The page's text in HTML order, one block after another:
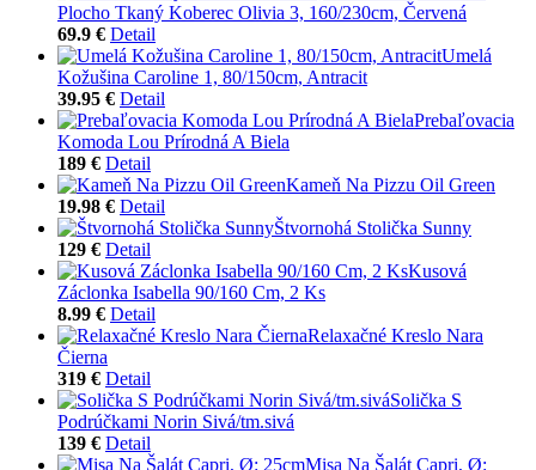
Plocho Tkaný Koberec Olivia 3, 160/230cm, Červená
69.9 € Detail
Umelá
Kožušina Caroline 1, 80/150cm, Antracit
39.95 € Detail
Prebaľovacia
Komoda Lou Prírodná A Biela
189 € Detail
Kameň Na Pizzu Oil Green
19.98 € Detail
Štvornohá Stolička Sunny
129 € Detail
Kusová
Záclonka Isabella 90/160 Cm, 2 Ks
8.99 € Detail
Relaxačné Kreslo Nara
Čierna
319 € Detail
Solička S
Podrúčkami Norin Sivá/tm.sivá
139 € Detail
Misa Na Šalát Capri, Ø: